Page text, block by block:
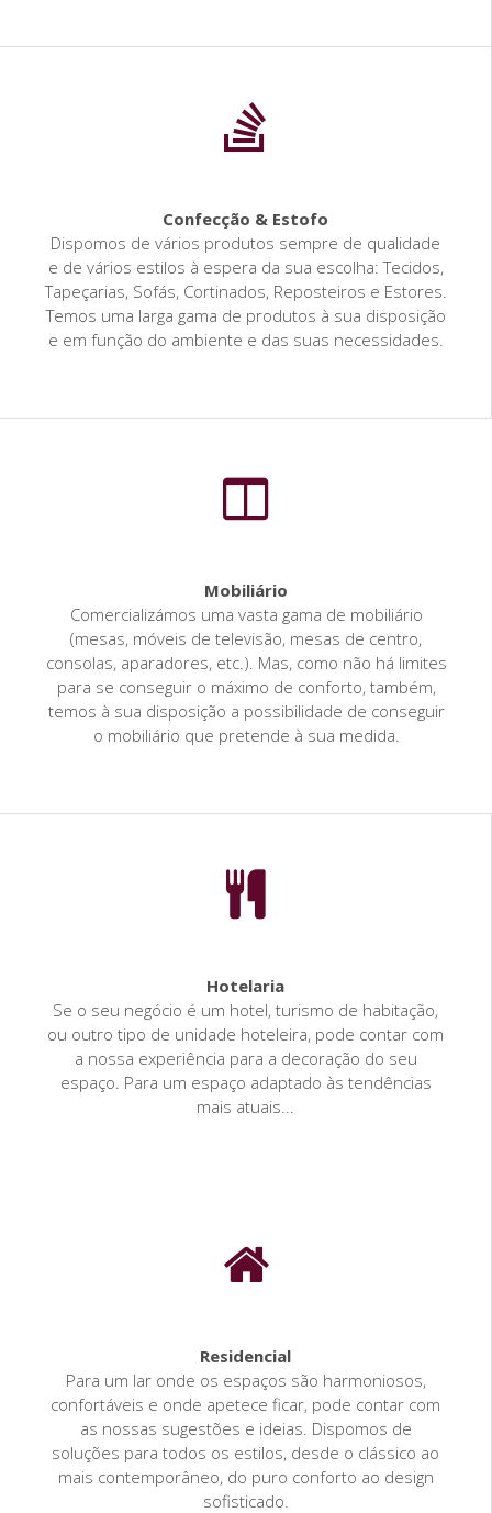
Confecção & Estofo
Dispomos de vários produtos sempre de qualidade
e de vários estilos à espera da sua escolha: Tecidos,
Tapeçarias, Sofás, Cortinados, Reposteiros e Estores.
Temos uma larga gama de produtos à sua disposição
e em função do ambiente e das suas necessidades.
Mobiliário
Comercializámos uma vasta gama de mobiliário
(mesas, móveis de televisão, mesas de centro,
consolas, aparadores, etc.). Mas, como não há limites
para se conseguir o máximo de conforto, também,
temos à sua disposição a possibilidade de conseguir
o mobiliário que pretende à sua medida.
Hotelaria
Se o seu negócio é um hotel, turismo de habitação,
ou outro tipo de unidade hoteleira, pode contar com
a nossa experiência para a decoração do seu
espaço. Para um espaço adaptado às tendências
mais atuais...
Residencial
Para um lar onde os espaços são harmoniosos,
confortáveis e onde apetece ficar, pode contar com
as nossas sugestões e ideias. Dispomos de
soluções para todos os estilos, desde o clássico ao
mais contemporâneo, do puro conforto ao design
sofisticado.